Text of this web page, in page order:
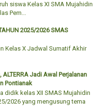
siswa Kelas XI SMA Mujahidin
Pem...
2025/2026 SMAS
Kelas X Jadwal Sumatif Akhir
Jadi Awal Perjalanan
Pontianak
didik kelas XII SMAS Mujahidin
2026 yang mengusung tema